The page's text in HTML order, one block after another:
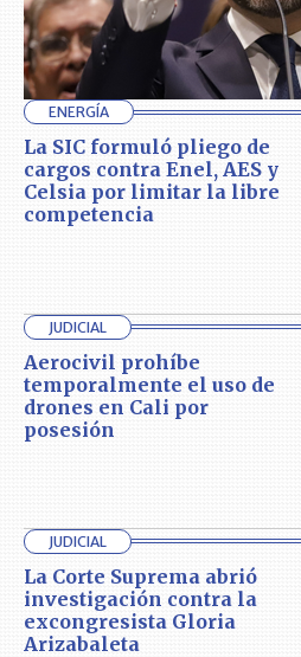
ENERGÍA
La SIC formuló pliego de
cargos contra Enel, AES y
Celsia por limitar la libre
competencia
JUDICIAL
Aerocivil prohíbe
temporalmente el uso de
drones en Cali por
posesión
JUDICIAL
La Corte Suprema abrió
investigación contra la
excongresista Gloria
Arizabaleta